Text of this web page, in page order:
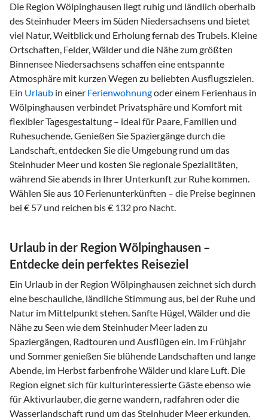
Die Region Wölpinghausen liegt ruhig und ländlich oberhalb
des Steinhuder Meers im Süden Niedersachsens und bietet
viel Natur, Weitblick und Erholung fernab des Trubels. Kleine
Ortschaften, Felder, Wälder und die Nähe zum größten
Binnensee Niedersachsens schaffen eine entspannte
Atmosphäre mit kurzen Wegen zu beliebten Ausflugszielen.
Ein Urlaub in einer Ferienwohnungoder einem Ferienhaus in
Wölpinghausen verbindet Privatsphäre und Komfort mit
flexibler Tagesgestaltung – ideal für Paare, Familien und
Ruhesuchende. Genießen Sie Spaziergänge durch die
Landschaft, entdecken Sie die Umgebung rund um das
Steinhuder Meer und kosten Sie regionale Spezialitäten,
während Sie abends in Ihrer Unterkunft zur Ruhe kommen.
Wählen Sie aus 10 Ferienunterkünften – die Preise beginnen
bei € 57 und reichen bis € 132 pro Nacht.
Urlaub in der Region Wölpinghausen –
Entdecke dein perfektes Reiseziel
Ein Urlaub in der Region Wölpinghausen zeichnet sich durch
eine beschauliche, ländliche Stimmung aus, bei der Ruhe und
Natur im Mittelpunkt stehen. Sanfte Hügel, Wälder und die
Nähe zu Seen wie dem Steinhuder Meer laden zu
Spaziergängen, Radtouren und Ausflügen ein. Im Frühjahr
und Sommer genießen Sie blühende Landschaften und lange
Abende, im Herbst farbenfrohe Wälder und klare Luft. Die
Region eignet sich für kulturinteressierte Gäste ebenso wie
für Aktivurlauber, die gerne wandern, radfahren oder die
Wasserlandschaft rund um das Steinhuder Meer erkunden.